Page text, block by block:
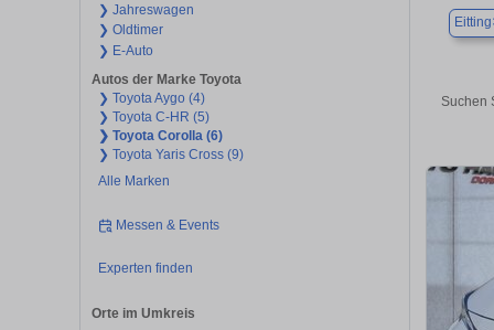
❯ Jahreswagen
❯ Oldtimer
❯ E-Auto
Autos der Marke Toyota
❯ Toyota Aygo (4)
❯ Toyota C-HR (5)
❯ Toyota Corolla (6)
❯ Toyota Yaris Cross (9)
Alle Marken
Messen & Events
Experten finden
Orte im Umkreis
Eitting
Suchen